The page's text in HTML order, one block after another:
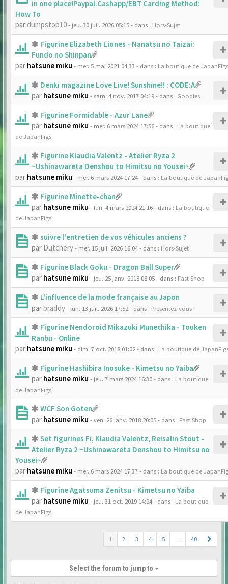
in one place!Paypal.Cashapp/EBT Carding Method:
How To
par dumpstop10- jeu. 30 juil. 2026 05:15- dans : Hors-Sujet
Figurine Elizabeth Liones - Nanatsu no Taizai:
Fundo no Shinpan
par hatsune miku - mer. 5 mai 2021 04:33 - dans : La boutique de JapanFigs
Denki magazine Love Live! Sunshine!! : CODE:A
par hatsune miku - sam. 4 nov. 2017 04:19- dans : Goodies
Figurine Formidable - Azur Lane
par hatsune miku - mer. 6 mars 2024 17:56- dans : La boutique
de JapanFigs
Figurine Klaudia Valentz - Atelier Ryza 2
~Ushinawareta Denshou to Himitsu no Yousei~
par hatsune miku - mer. 6 mars 2024 17:24- dans : La boutique de
Figurine Minette-chan
par hatsune miku - lun. 4 mars 2024 21:16- dans : La boutique
de JapanFigs
suivre l'entretien de vos véhicules anciens ?
par Dutchery- mer. 15 juil. 2026 16:04- dans : Hors-Sujet
Figurine Black Goku - Dragon Ball Super
par hatsune miku - jeu. 25 janv. 2018 08:05- dans : Fast Shop
L'influence de la mode française au Japon
parbraddy- lun. 13 juil. 2026 17:52- dans : Presentez-vous !
Figurine Nendoroid Mikazuki Munechika - Touken
Ranbu - Online
par hatsune miku - dim. 7 oct. 2018 01:02- dans : La boutique de
Figurine Hashibira Inosuke - Kimetsu no Yaiba
par hatsune miku - jeu. 7 mars 2024 16:30- dans : La boutique
de JapanFigs
WCF Son Goten
par hatsune miku - ven. 26 janv. 2018 20:05- dans : Fast Shop
Set figurines Fi, Klaudia Valentz, Reisalin Stout -
Atelier Ryza 2 ~Ushinawareta Denshou to Himitsu no
Yousei~
par hatsune miku - mer. 6 mars 2024 17:37- dans : La boutique de
Figurine Agatsuma Zenitsu - Kimetsu no Yaiba
par hatsune miku - jeu. 31 oct. 2019 14:24- dans : La boutique
de JapanFigs
1 2 3 4 5 … 40
Select the forum to jump to